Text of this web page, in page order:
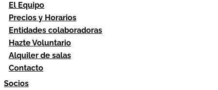
El Equipo
Precios y Horarios
Entidades colaboradoras
Hazte Voluntario
Alquiler de salas
Contacto
Socios